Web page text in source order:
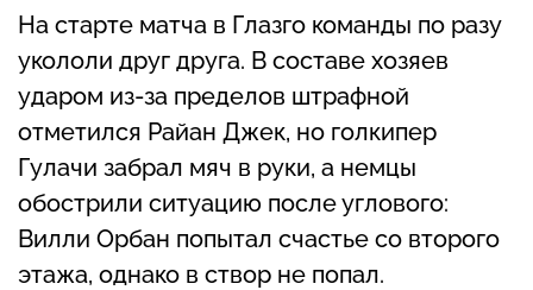
На старте матча в Глазго команды по разу
укололи друг друга. В составе хозяев
ударом из-за пределов штрафной
отметился Райан Джек, но голкипер
Гулачи забрал мяч в руки, а немцы
обострили ситуацию после углового:
Вилли Орбан попытал счастье со второго
этажа, однако в створ не попал.